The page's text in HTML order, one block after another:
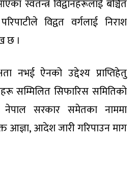
स्वतन्त्र विद्वानहरूलाई बञ्चित
विद्वत वर्गलाई निराश
छ ।
नभई ऐनको उद्देश्य प्राप्तिहेतु
सम्मिलित सिफारिस समितिको
नेपाल सरकार समेतका नाममा
आज्ञा, आदेश जारी गरिपाउन माग